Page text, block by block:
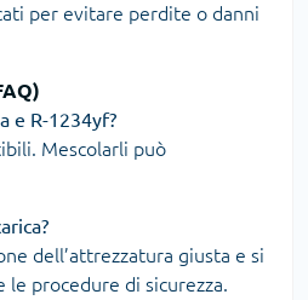
per evitare perdite o danni
e R-1234yf?
Mescolarli può
dell’attrezzatura giusta e si
procedure di sicurezza.